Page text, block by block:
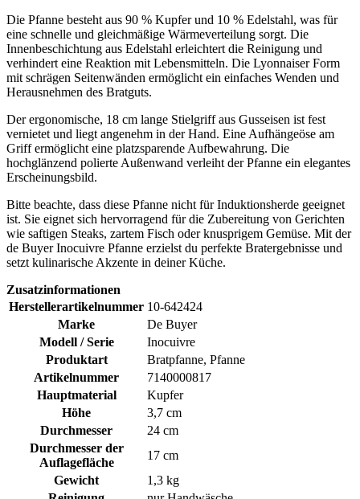
Die Pfanne besteht aus 90 % Kupfer und 10 % Edelstahl, was für
eine schnelle und gleichmäßige Wärmeverteilung sorgt. Die
Innenbeschichtung aus Edelstahl erleichtert die Reinigung und
verhindert eine Reaktion mit Lebensmitteln. Die Lyonnaiser Form
mit schrägen Seitenwänden ermöglicht ein einfaches Wenden und
Herausnehmen des Bratguts.
Der ergonomische, 18 cm lange Stielgriff aus Gusseisen ist fest
vernietet und liegt angenehm in der Hand. Eine Aufhängeöse am
Griff ermöglicht eine platzsparende Aufbewahrung. Die
hochglänzend polierte Außenwand verleiht der Pfanne ein elegantes
Erscheinungsbild.
Bitte beachte, dass diese Pfanne nicht für Induktionsherde geeignet
ist. Sie eignet sich hervorragend für die Zubereitung von Gerichten
wie saftigen Steaks, zartem Fisch oder knusprigem Gemüse. Mit der
de Buyer Inocuivre Pfanne erzielst du perfekte Bratergebnisse und
setzt kulinarische Akzente in deiner Küche.
Zusatzinformationen
Herstellerartikelnummer 10-642424
Marke
De Buyer
Modell / Serie
Inocuivre
Produktart
Bratpfanne, Pfanne
Artikelnummer
7140000817
Hauptmaterial
Kupfer
Höhe
3,7 cm
Durchmesser
24 cm
Durchmesser der
Auflagefläche
17 cm
Gewicht
1,3 kg